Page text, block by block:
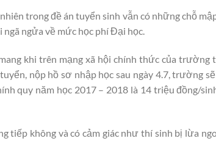
trong đề án tuyển sinh vẫn có những chỗ
ngửa về mức học phí Đại học.
khi trên mạng xã hội chính thức của trường
nộp hồ sơ nhập học sau ngày 4.7, trường
quy năm học 2017 – 2018 là 14 triệu đồng/
tiếp không và có cảm giác như thí sinh bị lừa